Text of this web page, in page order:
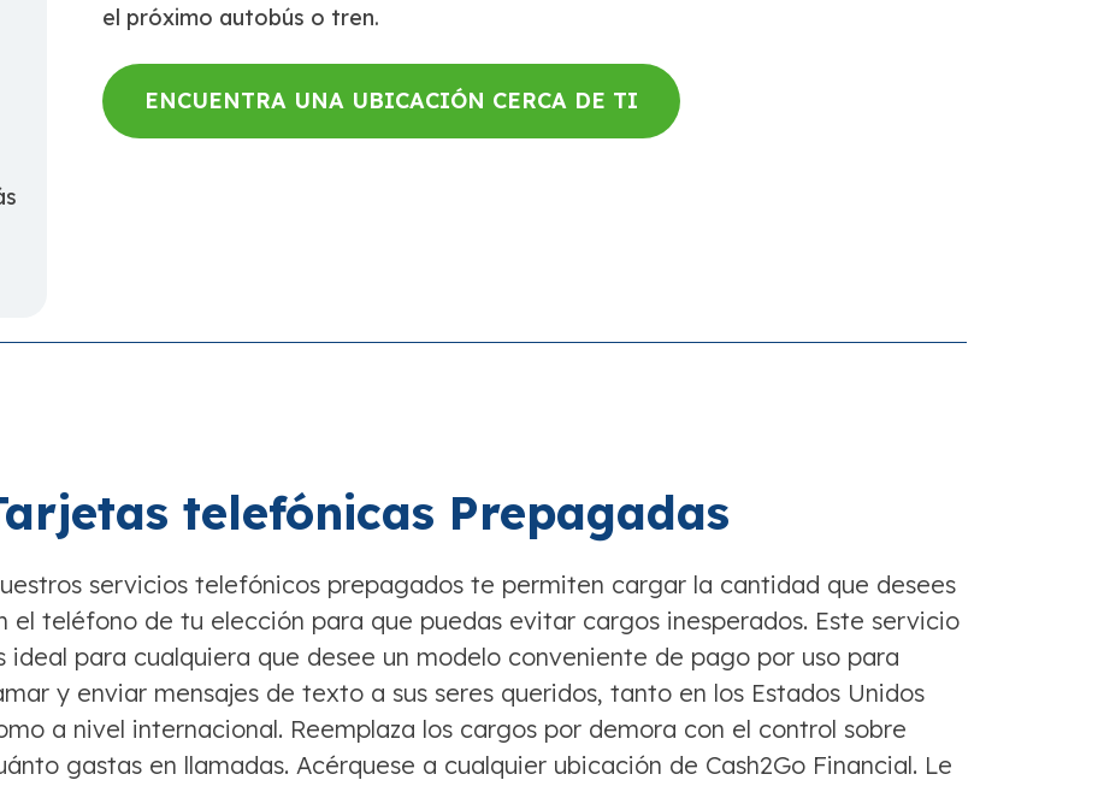
el próximo autobús o tren.
ENCUENTRA UNA UBICACIÓN CERCA DE TI
telefónicas Prepagadas
servicios telefónicos prepagados te permiten cargar la cantidad que desees
el teléfono de tu elección para que puedas evitar cargos inesperados. Este servicio
ideal para cualquiera que desee un modelo conveniente de pago por uso para
y enviar mensajes de texto a sus seres queridos, tanto en los Estados Unidos
a nivel internacional. Reemplaza los cargos por demora con el control sobre
gastas en llamadas. Acérquese a cualquier ubicación de Cash2Go Financial. Le